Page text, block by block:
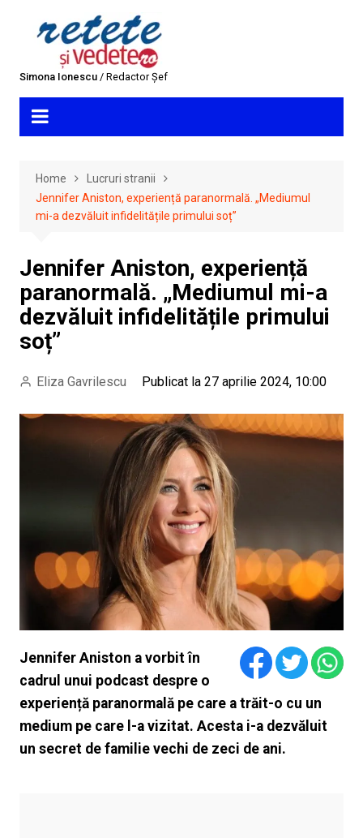
Simona Ionescu/ Redactor Șef
Home
Lucruri stranii
Jennifer Aniston, experiență paranormală. „Mediumul
mi-a dezvăluit infidelitățile primului soț”
Jennifer Aniston, experiență
paranormală. „Mediumul mi-a
dezvăluit infidelitățile primului
soț”
Eliza Gavrilescu Publicat la 27 aprilie 2024, 10:00
Jennifer Aniston a vorbit în
cadrul unui podcast despre o
experiență paranormală pe care a trăit-o cu un
medium pe care l-a vizitat. Acesta i-a dezvăluit
un secret de familie vechi de zeci de ani.